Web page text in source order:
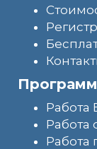
Работа
Работа
Работа